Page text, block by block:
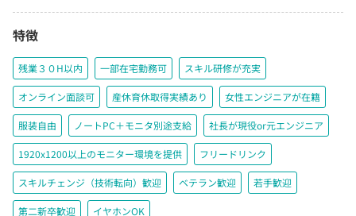
特徴
残業３０H以内 一部在宅勤務可 スキル研修が充実
オンライン面談可 産休育休取得実績あり 女性エンジニアが在籍
服装自由 ノートPC＋モニタ別途支給 社長が現役or元エンジニア
1920x1200以上のモニター環境を提供 フリードリンク
スキルチェンジ（技術転向）歓迎 ベテラン歓迎 若手歓迎
第二新卒歓迎 イヤホンOK